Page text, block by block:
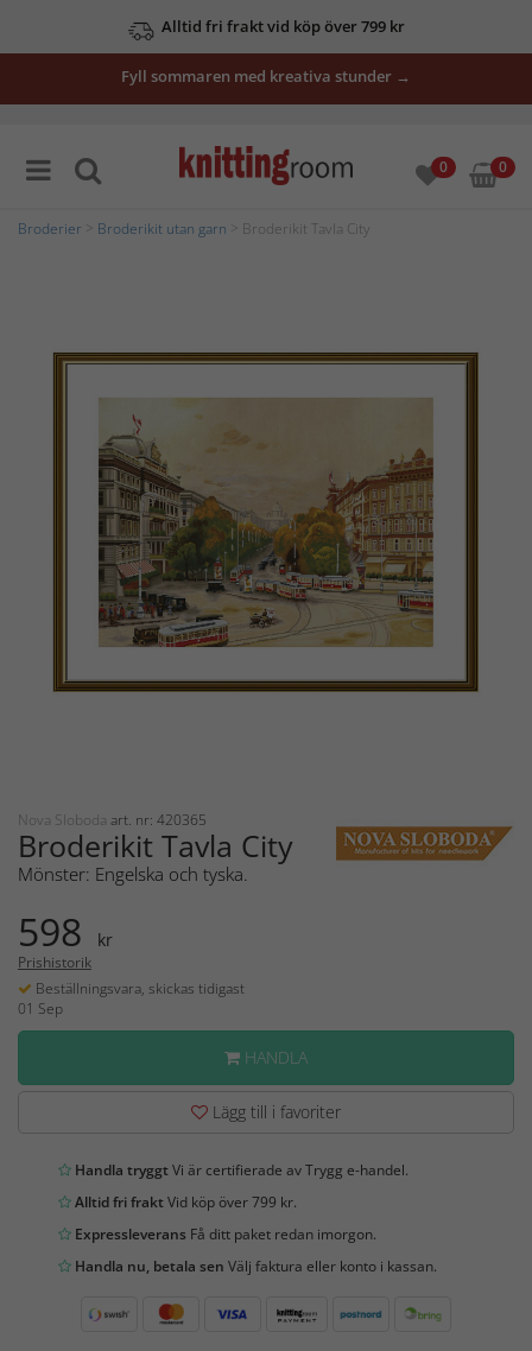
Alltid fri frakt vid köp över 799 kr
Fyll sommaren med kreativa stunder →
0 0
Broderier Broderikit utan garn > Broderikit Tavla City
Nova Sloboda art. nr: 420365
Broderikit Tavla City
Mönster: Engelska och tyska.
598 kr
Prishistorik
Beställningsvara, skickas tidigast
01 Sep
HANDLA
Lägg till i favoriter
Handla tryggtVi är certifierade av Trygg e-handel.
Alltid fri fraktVid köp över 799 kr.
Expressleverans Få ditt paket redan imorgon.
Handla nu, betala sen Välj faktura eller konto i kassan.